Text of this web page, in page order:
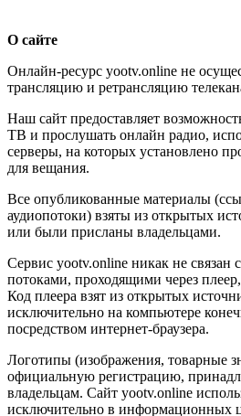
О сайте
Онлайн-ресурс yootv.online не
трансляцию и ретрансляцию
Наш сайт предоставляет
ТВ и прослушать онлайн радио,
серверы, на которых установлено
для вещания.
Все опубликованные материалы
аудиопотоки) взяты из открытых
или были присланы владельцами.
Сервис yootv.online никак не связан
потоками, проходящими через
Код плеера взят из открытых
исключительно на компьютере
посредством интернет-браузера.
Логотипы (изображения, товарные
официальную регистрацию,
владельцам. Сайт yootv.online
исключительно в информационных